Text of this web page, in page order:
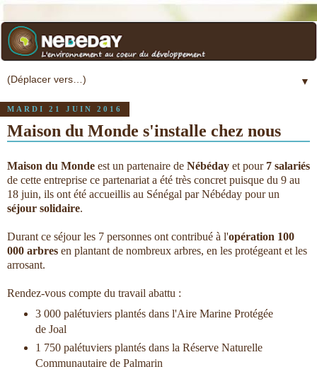
▼
MARDI 21 JUIN 2016
Maison du Monde s'installe chez nous
Maison du Monde est un partenaire de Nébéday et pour 7 salariés
de cette entreprise ce partenariat a été très concret puisque du 9 au
18 juin, ils ont été accueillis au Sénégal par Nébéday pour un
séjour solidaire.
Durant ce séjour les 7 personnes ont contribué à l'opération 100
000 arbres en plantant de nombreux arbres, en les protégeant et les
arrosant.
Rendez-vous compte du travail abattu :
3 000 palétuviers plantés dans l'Aire Marine Protégée
de Joal
1 750 palétuviers plantés dans la Réserve Naturelle
Communautaire de Palmarin